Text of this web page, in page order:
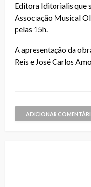
Editora Iditorialis que
Associação Musical
pelas 15h.
A apresentação da
Reis e José Carlos
ADICIONAR